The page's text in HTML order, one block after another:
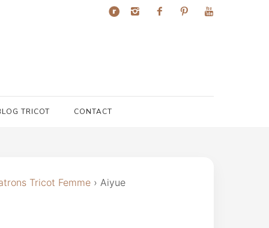
TRICOT CONTACT
Tricot Femme ›Aiyue